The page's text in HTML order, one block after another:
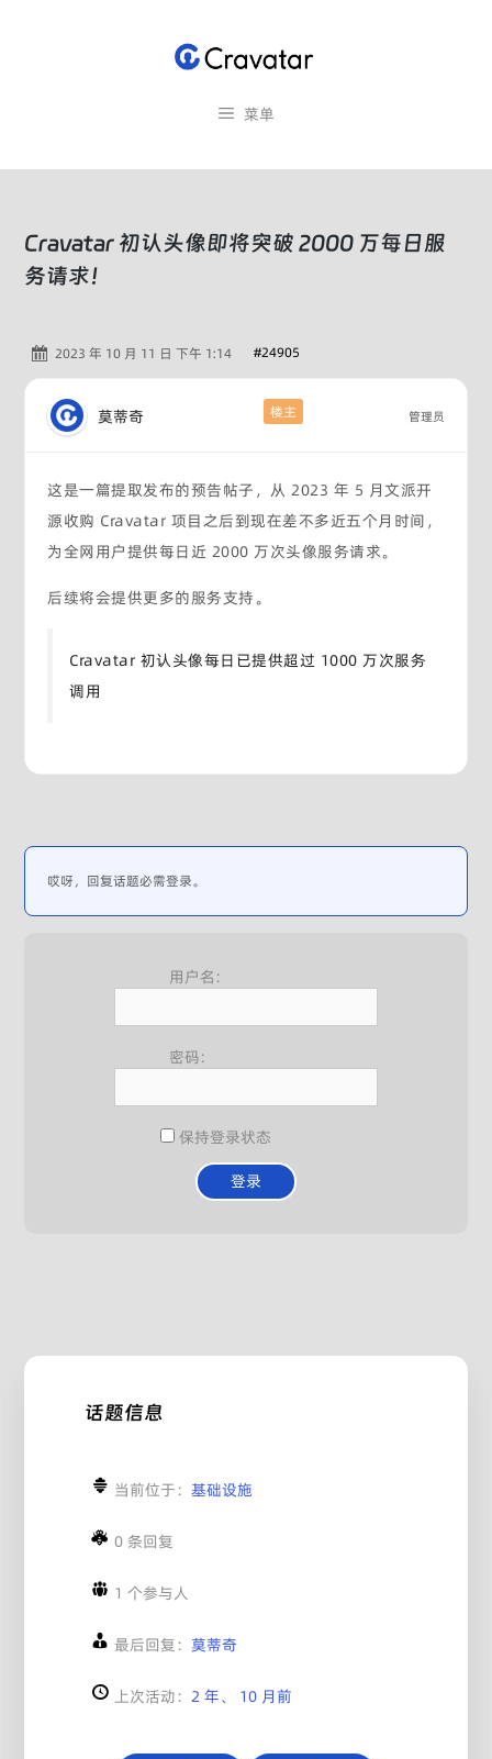
菜单
Cravatar 初认头像即将突破 2000 万每日服
务请求！
2023 年 10 月 11 日 下午 1:14 #24905
莫蒂奇 管理员
楼主
这是一篇提取发布的预告帖子，从 2023 年 5 月文派开
源收购 Cravatar 项目之后到现在差不多近五个月时间，
为全网用户提供每日近 2000 万次头像服务请求。
后续将会提供更多的服务支持。
Cravatar 初认头像每日已提供超过 1000 万次服务
调用
哎呀，回复话题必需登录。
用户名:
密码:
保持登录状态
登录
话题信息
当前位于： 基础设施
0 条回复
1 个参与人
最后回复： 莫蒂奇
上次活动： 2 年、 10 月前